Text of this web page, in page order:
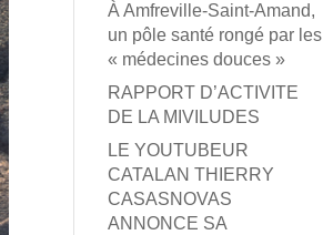
À Amfreville-Saint-Amand,
un pôle santé rongé par les
« médecines douces »
RAPPORT D’ACTIVITE
DE LA MIVILUDES
LE YOUTUBEUR
CATALAN THIERRY
CASASNOVAS
ANNONCE SA